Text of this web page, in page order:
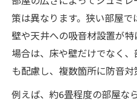
策は異なります。狭い部屋で
壁や天井への吸音材設置が
場合は、床や壁だけでなく
も配慮し、複数箇所に防音対
例えば、約6畳程度の部屋な